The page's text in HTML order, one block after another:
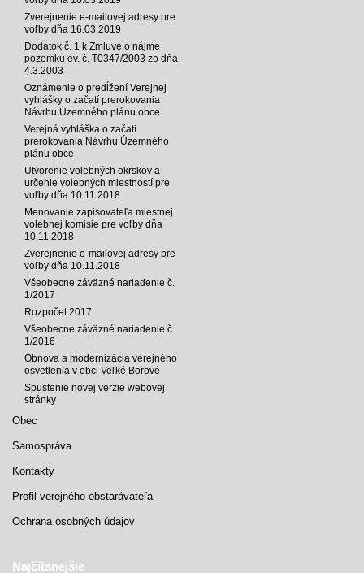
Zverejnenie e-mailovej adresy pre
voľby dňa 16.03.2019
Dodatok č. 1 k Zmluve o nájme
pozemku ev. č. T0347/2003 zo dňa
4.3.2003
Oznámenie o predĺžení Verejnej
vyhlášky o začatí prerokovania
Návrhu Územného plánu obce
Verejná vyhláška o začatí
prerokovania Návrhu Územného
plánu obce
Utvorenie volebných okrskov a
určenie volebných miestností pre
voľby dňa 10.11.2018
Menovanie zapisovateľa miestnej
volebnej komisie pre voľby dňa
10.11.2018
Zverejnenie e-mailovej adresy pre
voľby dňa 10.11.2018
Všeobecne záväzné nariadenie č.
1/2017
Rozpočet 2017
Všeobecne záväzné nariadenie č.
1/2016
Obnova a modernizácia verejného
osvetlenia v obci Veľké Borové
Spustenie novej verzie webovej
stránky
Obec
Samospráva
Kontakty
Profil verejného obstarávateľa
Ochrana osobných údajov
Najčítanejšie